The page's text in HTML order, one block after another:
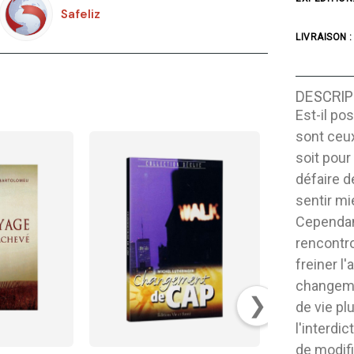
Safeliz
❯
LIVRAISON :
Est-il
sont
soit pour
défaire
sentir
freiner
de vie
de